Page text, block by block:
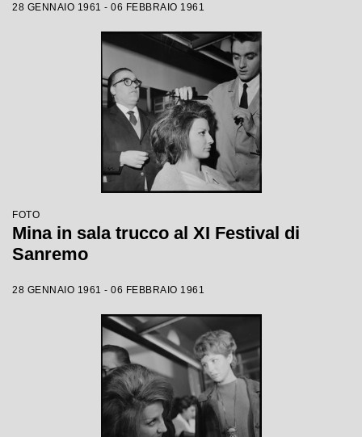
28 GENNAIO 1961 - 06 FEBBRAIO 1961
FOTO
Mina in sala trucco al XI Festival di
Sanremo
28 GENNAIO 1961 - 06 FEBBRAIO 1961